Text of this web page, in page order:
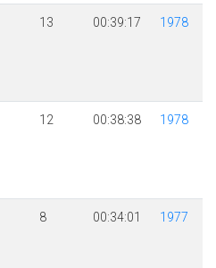
13 00:39:17 1978
12 00:38:38 1978
8 00:34:01 1977